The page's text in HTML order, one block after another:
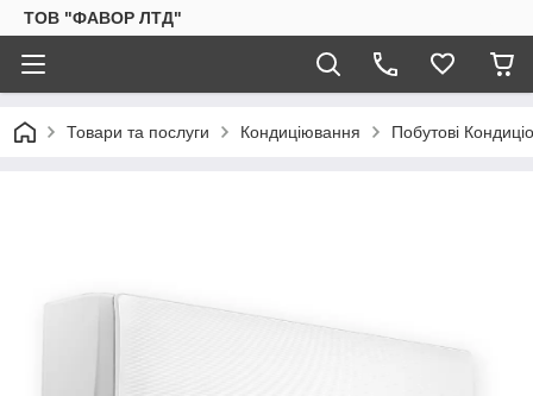
ТОВ "ФАВОР ЛТД"
Товари та послуги Кондиціювання Побутові